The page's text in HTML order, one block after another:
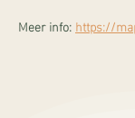
Meer info: https://